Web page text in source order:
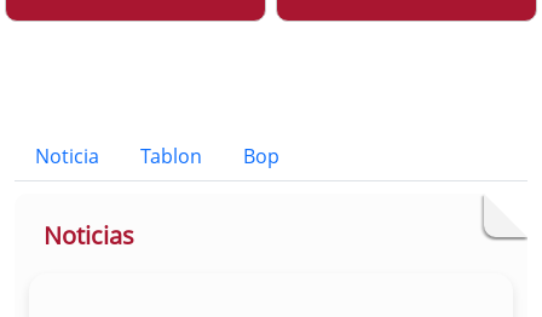
Noticia Tablon Bop
Button
Noticias